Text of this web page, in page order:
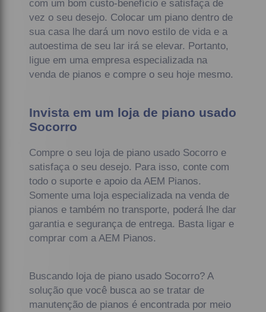
com um bom custo-benefício e satisfaça de
vez o seu desejo. Colocar um piano dentro de
sua casa lhe dará um novo estilo de vida e a
autoestima de seu lar irá se elevar. Portanto,
ligue em uma empresa especializada na
venda de pianos e compre o seu hoje mesmo.
Invista em um loja de piano usado
Socorro
Compre o seu loja de piano usado Socorro e
satisfaça o seu desejo. Para isso, conte com
todo o suporte e apoio da AEM Pianos.
Somente uma loja especializada na venda de
pianos e também no transporte, poderá lhe dar
garantia e segurança de entrega. Basta ligar e
comprar com a AEM Pianos.
Buscando loja de piano usado Socorro? A
solução que você busca ao se tratar de
manutenção de pianos é encontrada por meio